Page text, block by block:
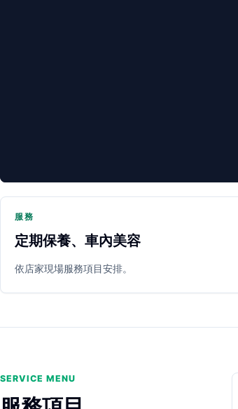
服務
定期保養、車內美容
依店家現場服務項目安排。
SERVICE MENU